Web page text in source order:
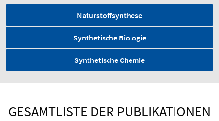
Naturstoffsynthese
Synthetische Biologie
Synthetische Chemie
GESAMTLISTE DER PUBLIKATIONEN